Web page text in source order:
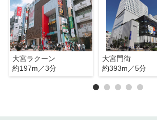
大宮ラクーン
約197m／3分
大宮門街
約393m／5分